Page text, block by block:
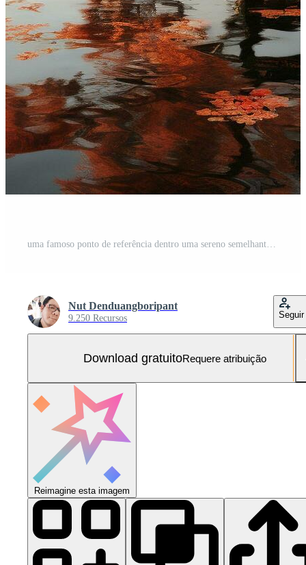
uma famoso ponto de referência dentro uma sereno semelhante a um espelho lago, generativo ai Foto Grátis
Nut Denduangboripant
9.250 Recursos Seguir
Download gratuitoRequere atribuição
Reimagine esta imagem